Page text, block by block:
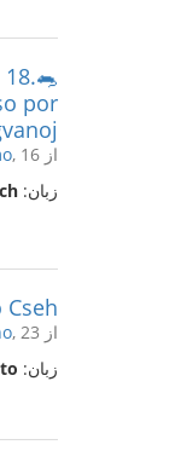
por
از , 16 ژانویهٔ 2021
زبان:
از , 23 ژانویهٔ 2021
زبان: